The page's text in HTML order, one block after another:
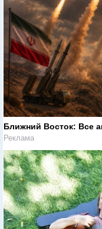
Ближний Восток: Все
Реклама